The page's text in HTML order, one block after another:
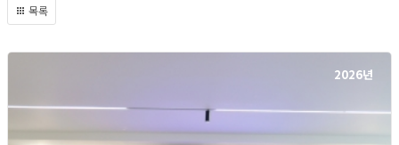
목록
2026년